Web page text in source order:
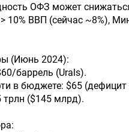
ОФЗ может
10% ВВП (сейчас ~8%),
(Июнь 2024):
баррель (Urals).
в бюджете: $65
($145 млрд).